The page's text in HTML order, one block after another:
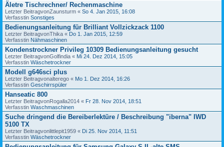
Äletre Tischrechner/ Rechenmaschine
Letzter BeitragvonZaunsturm « So 4. Jan 2015, 16:08
Verfasstin Sonstiges
Bedienungsanleitung für Brilliant Vollzickzack 1100
Letzter BeitragvonThika « Do 1. Jan 2015, 12:59
Verfasstin Nähmaschinen
Kondenstrockner Privileg 10309 Bedienungsanleitung gesucht
Letzter BeitragvonGolfindia « Mi 24. Dez 2014, 15:05
Verfasstin Wäschetrockner
Modell g646sci plus
Letzter Beitragvonalterego « Mo 1. Dez 2014, 16:26
Verfasstin Geschirrspüler
Hanseatic 800
Letzter BeitragvonRogalla2014 « Fr 28. Nov 2014, 18:51
Verfasstin Waschmaschinen
Suche dringend die Bereiberlektüre / Beschreibung "iberna" IWD
5100 TX
Letzter Beitragvonlittlepit1959 « Di 25. Nov 2014, 11:51
Verfasstin Wäschetrockner